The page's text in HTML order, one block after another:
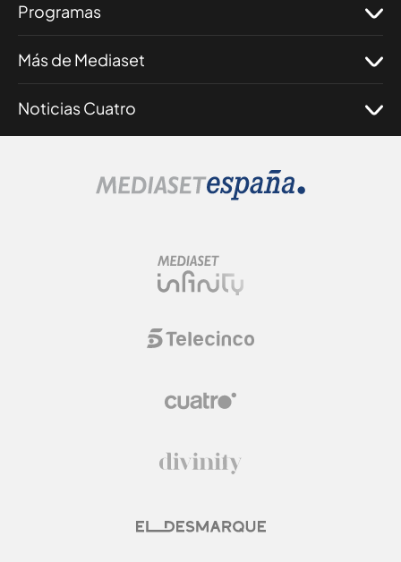
Programas
Más de Mediaset
Noticias Cuatro